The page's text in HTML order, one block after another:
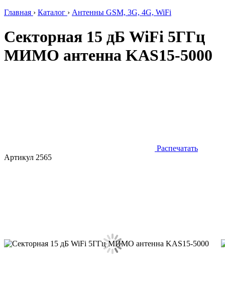
Главная › Каталог › Антенны GSM, 3G, 4G, WiFi
Секторная 15 дБ WiFi 5ГГц
МИМО антенна KAS15-5000
Распечатать
Артикул 2565